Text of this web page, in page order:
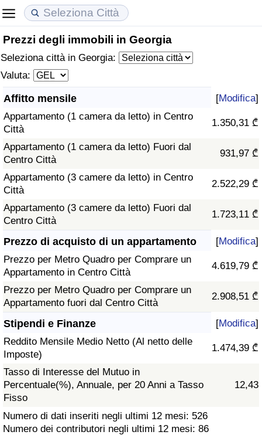
Prezzi degli immobili in Georgia
Seleziona città in Georgia:
Valuta:
Affitto mensile [Modifica]
Appartamento (1 camera da letto) in Centro
Città
1.350,31 ₾
Appartamento (1 camera da letto) Fuori dal
Centro Città
931,97 ₾
Appartamento (3 camere da letto) in Centro
Città
2.522,29 ₾
Appartamento (3 camere da letto) Fuori dal
Centro Città
1.723,11 ₾
Prezzo di acquisto di un appartamento [Modifica]
Prezzo per Metro Quadro per Comprare un
Appartamento in Centro Città
4.619,79 ₾
Prezzo per Metro Quadro per Comprare un
Appartamento fuori dal Centro Città
2.908,51 ₾
Stipendi e Finanze [Modifica]
Reddito Mensile Medio Netto (Al netto delle
Imposte)
1.474,39 ₾
Tasso di Interesse del Mutuo in
Percentuale(%), Annuale, per 20 Anni a Tasso
Fisso
12,43
Numero di dati inseriti negli ultimi 12 mesi: 526
Numero dei contributori negli ultimi 12 mesi: 86
Costo della vita
Indice Del Costo Della Vita (corrente)
Indice Del Costo Della Vita
Indice del Costo della Vita per Nazione
ad Aqaba
Prezzi degli immobili
Indice del Prezzo delle Case (Corrente)
Indice del Prezzo delle Case
Indice del Prezzo delle Case per Nazione
Qualità della Vita
Indice della Qualità della Vita
Indice della Qualità della Vita (Corrente)
Indice della qualità della vita per Paese
Criminalità
Indice del Tasso di Criminalità (Corrente)
Indice della Criminalità
Indice di criminalità per paese
Assistenza Sanitaria
Indice dell’Assistenza Sanitaria
Indice dell’Assistenza Sanitaria per
Nazione
Inquinamento